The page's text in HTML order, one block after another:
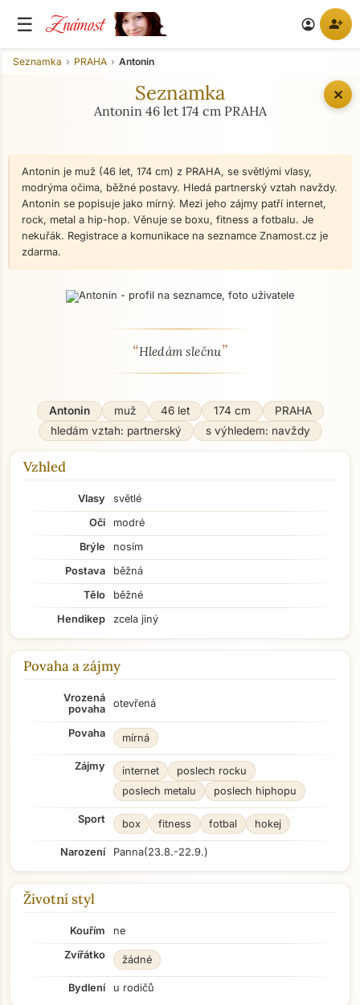
☰ Známost account_circle person_add
✕
Seznamka PRAHA Antonin
Seznamka
Antonin 46 let 174 cm PRAHA
Antonin je muž (46 let, 174 cm) z PRAHA, se světlými vlasy,
modrýma očima, běžné postavy. Hledá partnerský vztah navždy.
Antonin se popisuje jako mírný. Mezi jeho zájmy patří internet,
rock, metal a hip-hop. Věnuje se boxu, fitness a fotbalu. Je
nekuřák. Registrace a komunikace na seznamce Znamost.cz je
zdarma.
O mně - seznamka profil
“Hledám slečnu”
Antonin muž 46 let 174 cm
PRAHA
hledám vztah: partnerský
s výhledem: navždy
Vzhled
Vlasy
světlé
Oči
modré
Brýle
nosím
Postava
běžná
Tělo
běžné
Hendikep
zcela jiný
Povaha a zájmy
Vrozená
povaha
otevřená
Povaha mírná
Zájmy internet
poslech rocku
poslech metalu
poslech hiphopu
Sport box fitness fotbal hokej
Narození Panna(23.8.-22.9.)
Životní styl
Kouřím
ne
Zvířátko
žádné
Bydlení u rodičů